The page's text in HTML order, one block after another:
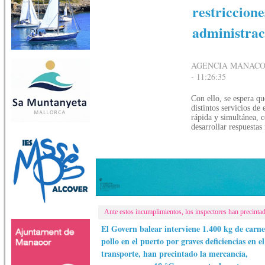
AGENCIA
- 11:26:35
Con ello, se espera
distintos servicios de
rápida y simultánea,
desarrollar
Ante estos incumplimientos, los inspectores han
El Govern balear interviene 1.400 kg de
pollo en el puerto por graves deficiencias en el
transporte, han precintado la mercancía,